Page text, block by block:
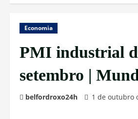
Economia
PMI industrial
setembro |
belfordroxo24h 1 de outubro